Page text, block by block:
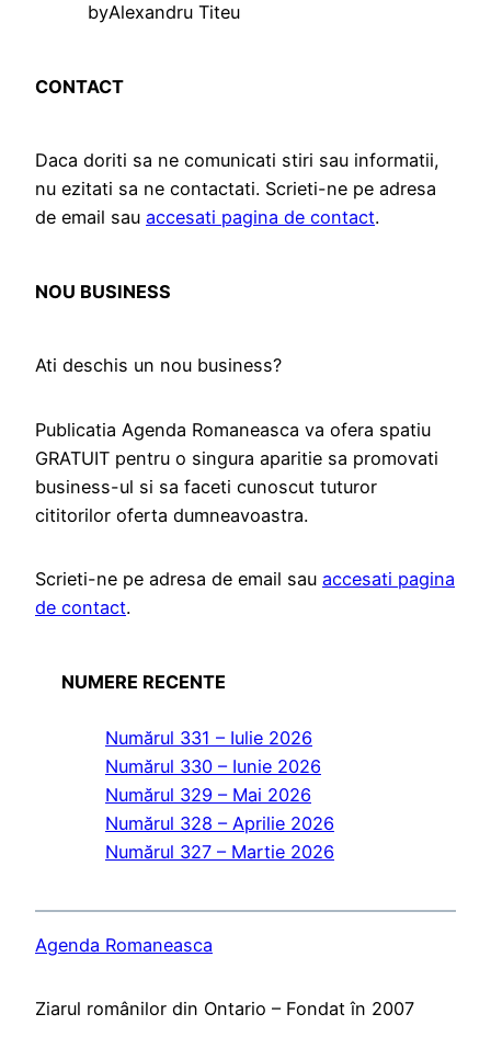
byAlexandru Titeu
CONTACT
Daca doriti sa ne comunicati stiri sau informatii,
nu ezitati sa ne contactati. Scrieti-ne pe adresa
de email sau accesati pagina de contact.
NOU BUSINESS
Ati deschis un nou business?
Publicatia Agenda Romaneasca va ofera spatiu
GRATUIT pentru o singura aparitie sa promovati
business-ul si sa faceti cunoscut tuturor
cititorilor oferta dumneavoastra.
Scrieti-ne pe adresa de email sau accesati pagina
de contact.
NUMERE RECENTE
Numărul 331 – Iulie 2026
Numărul 330 – Iunie 2026
Numărul 329 – Mai 2026
Numărul 328 – Aprilie 2026
Numărul 327 – Martie 2026
Agenda Romaneasca
Ziarul românilor din Ontario – Fondat în 2007